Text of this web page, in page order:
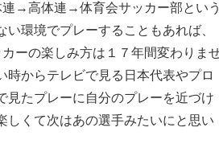
→高体連→体育会サッカー部とい
環境でプレーすることもあれば、
ーの楽しみ方は１７年間変わりま
からテレビで見る日本代表やプロ
見たプレーに自分のプレーを近づけ
しくて次はあの選手みたいにと思い